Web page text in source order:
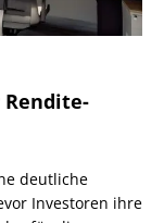
deutliche
Investoren ihre